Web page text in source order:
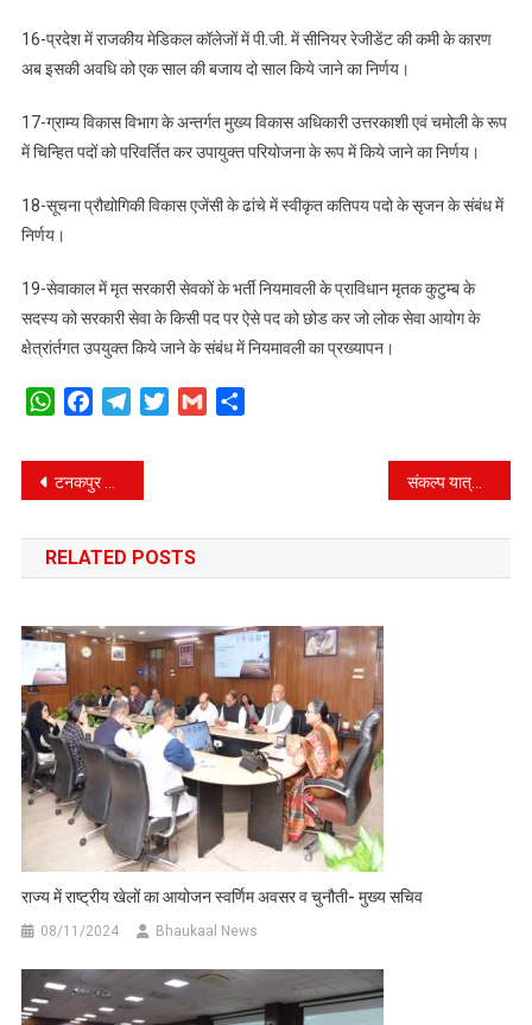
16-प्रदेश में राजकीय मेडिकल कॉलेजों में पी.जी. में सीनियर रेजीडेंट की कमी के कारण
अब इसकी अवधि को एक साल की बजाय दो साल किये जाने का निर्णय।
17-ग्राम्य विकास विभाग के अन्तर्गत मुख्य विकास अधिकारी उत्तरकाशी एवं चमोली के रूप
में चिन्हित पदों को परिवर्तित कर उपायुक्त परियोजना के रूप में किये जाने का निर्णय।
18-सूचना प्रौद्योगिकी विकास एजेंसी के ढांचे में स्वीकृत कतिपय पदो के सृजन के संबंध में
निर्णय।
19-सेवाकाल में मृत सरकारी सेवकों के भर्ती नियमावली के प्राविधान मृतक कुटुम्ब के
सदस्य को सरकारी सेवा के किसी पद पर ऐसे पद को छोड कर जो लोक सेवा आयोग के
क्षेत्रांर्तगत उपयुक्त किये जाने के संबंध में नियमावली का प्रख्यापन।
WhatsAppFacebookTelegramTwitterGmail
Post
navigation
टनकपुर से देहरादून के बीच चलेगी वोल्वो बस, सीएम ने दिखाई हरी झंडी।
RELATED POSTS
राज्य में राष्ट्रीय खेलों का आयोजन स्वर्णिम अवसर व चुनौती- मुख्य सचिव
08/11/2024 Bhaukaal News